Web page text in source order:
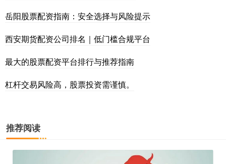
岳阳股票配资指南：安全选择与风险提示
西安期货配资公司排名｜低门槛合规平台
最大的股票配资平台排行与推荐指南
杠杆交易风险高，股票投资需谨慎。
推荐阅读